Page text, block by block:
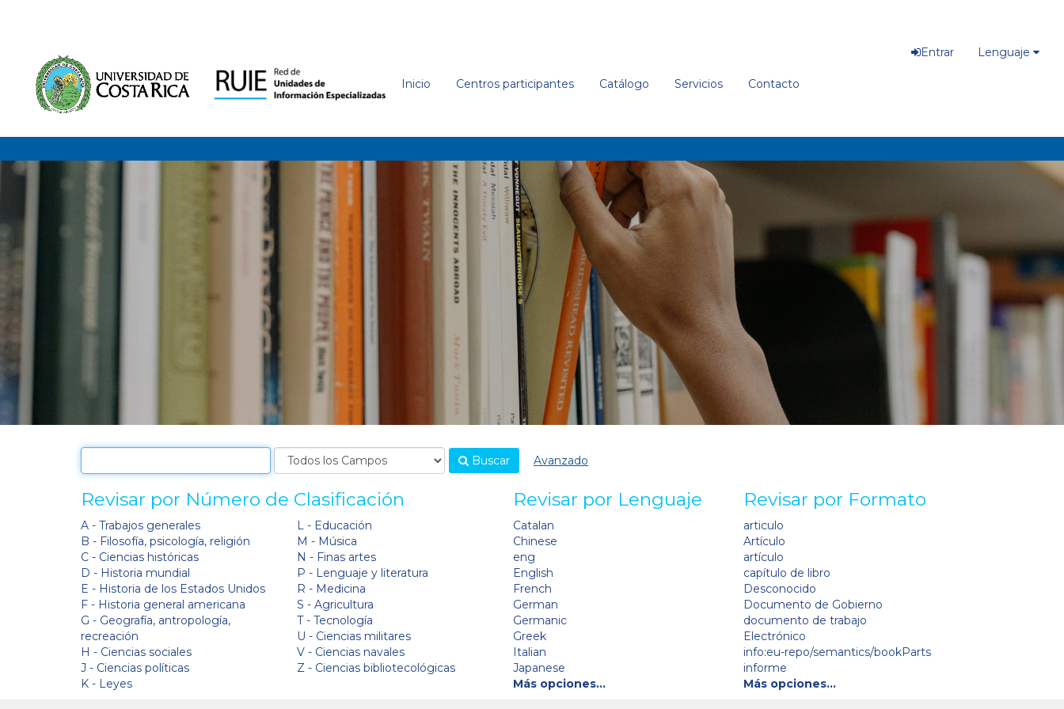
Inicio Centros participantes Catálogo Servicios Contacto
Entrar Lenguaje
Buscar Avanzado
Revisar por Número de Clasificación
A - Trabajos generales
B - Filosofía, psicología, religión
C - Ciencias históricas
D - Historia mundial
E - Historia de los Estados Unidos
F - Historia general americana
G - Geografía, antropología,
recreación
H - Ciencias sociales
J - Ciencias políticas
K - Leyes
L - Educación
M - Música
N - Finas artes
P - Lenguaje y literatura
R - Medicina
S - Agricultura
T - Tecnología
U - Ciencias militares
V - Ciencias navales
Z - Ciencias bibliotecológicas
Revisar por Lenguaje
Catalan
Chinese
eng
English
French
German
Germanic
Greek
Italian
Japanese
Más opciones…
Revisar por Formato
articulo
Artículo
artículo
capítulo de libro
Desconocido
Documento de Gobierno
documento de trabajo
Electrónico
info:eu-repo/semantics/bookParts
informe
Más opciones…